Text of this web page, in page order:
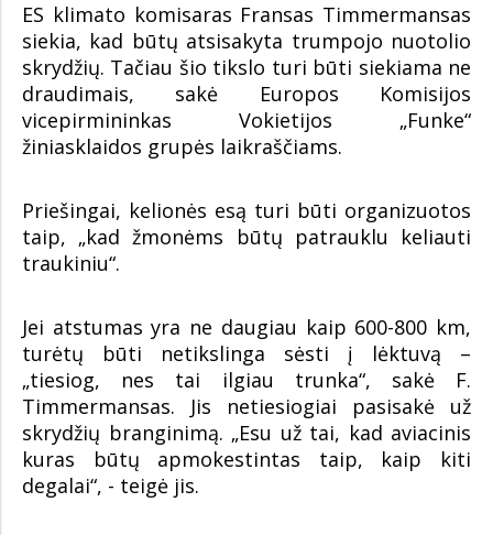
ES klimato komisaras Fransas Timmermansas
siekia, kad būtų atsisakyta trumpojo nuotolio
skrydžių. Tačiau šio tikslo turi būti siekiama ne
draudimais, sakė Europos Komisijos
vicepirmininkas Vokietijos „Funke“
žiniasklaidos grupės laikraščiams.
Priešingai, kelionės esą turi būti organizuotos
taip, „kad žmonėms būtų patrauklu keliauti
traukiniu“.
Jei atstumas yra ne daugiau kaip 600-800 km,
turėtų būti netikslinga sėsti į lėktuvą –
„tiesiog, nes tai ilgiau trunka“, sakė F.
Timmermansas. Jis netiesiogiai pasisakė už
skrydžių branginimą. „Esu už tai, kad aviacinis
kuras būtų apmokestintas taip, kaip kiti
degalai“, - teigė jis.